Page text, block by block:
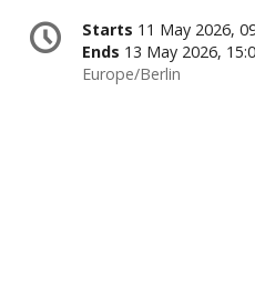
Conference
information
Date/Time
Starts 11 May 2026,
Ends 13 May 2026,
All
Europe/Berlin